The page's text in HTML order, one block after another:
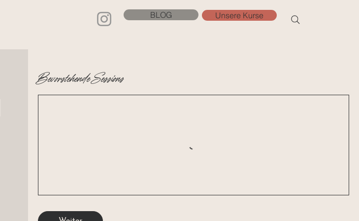
BLOG Unsere Kurse
Bevorstehende Sessions